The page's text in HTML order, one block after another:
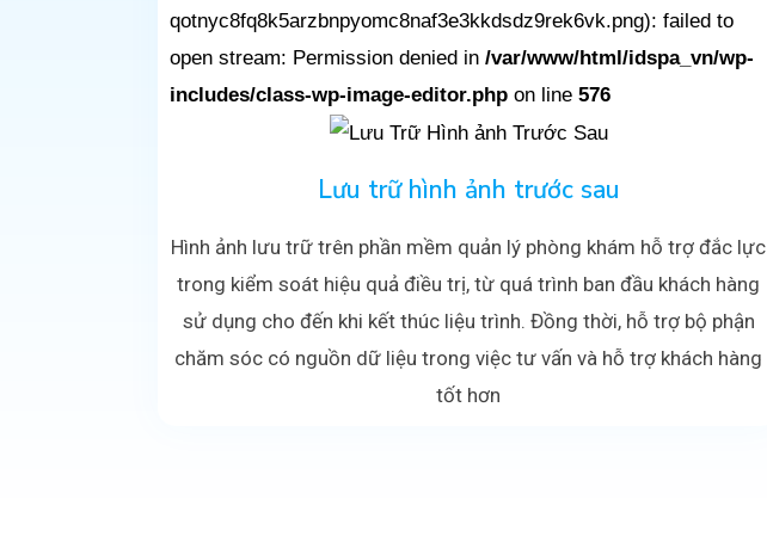
qotnyc8fq8k5arzbnpyomc8naf3e3kkdsdz9rek6vk.png): failed to
open stream: Permission denied in /var/www/html/idspa_vn/wp-
includes/class-wp-image-editor.php on line 576
Lưu trữ hình ảnh trước sau
Hình ảnh lưu trữ trên phần mềm quản lý phòng khám hỗ trợ đắc lực
trong kiểm soát hiệu quả điều trị, từ quá trình ban đầu khách hàng
sử dụng cho đến khi kết thúc liệu trình. Đồng thời, hỗ trợ bộ phận
chăm sóc có nguồn dữ liệu trong việc tư vấn và hỗ trợ khách hàng
tốt hơn